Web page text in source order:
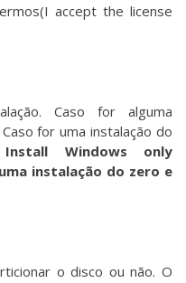
accept the license
Caso for alguma
for uma instalação do
Install Windows only
instalação do zero e
o disco ou não. O